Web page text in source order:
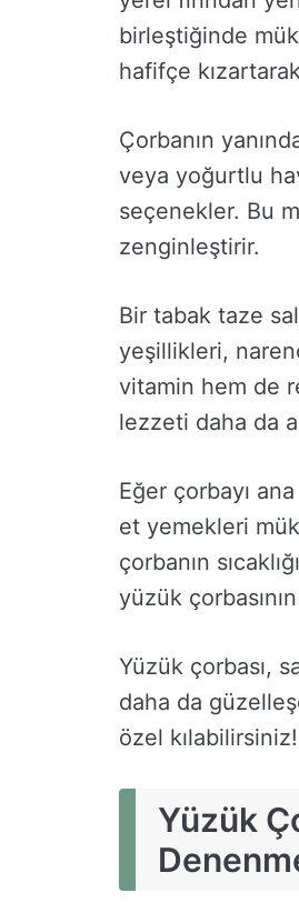
birleştiğinde
hafifçe
Çorbanın
veya yoğurtlu
seçenekler. Bu
zenginleştirir.
Bir tabak taze
yeşillikleri,
vitamin hem de
lezzeti daha da
Eğer çorbayı
et yemekleri
çorbanın
yüzük
Yüzük çorbası,
daha da
özel kılabilirsiniz!
Yüzük